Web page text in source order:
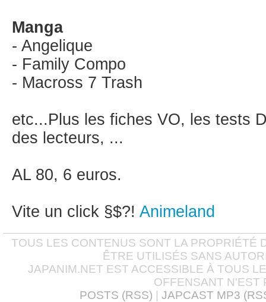
Manga
- Angelique
- Family Compo
- Macross 7 Trash
etc...Plus les fiches VO, les tests
des lecteurs, ...
AL 80, 6 euros.
Vite un click §$?! Animeland
TOUS LES CONTENUS SONT LA PROPRIÉTÉ
ÊTRE UTILISÉS SANS
JAPANIM.NET EST ACCESSIBLE À TOUS
OFFENSANT N'EST
POSTS (RSS)
JAPCAST MP3